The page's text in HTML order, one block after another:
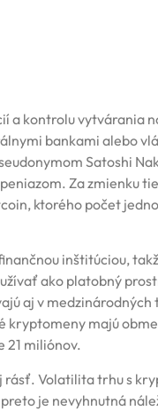
a kontrolu vytvárania
bankami alebo
Satoshi
Za zmienku
ktorého počet
inštitúciou,
ako platobný
aj v medzinárodných
majú
21 miliónov.
rásť. Volatilita trhu s
je nevyhnutná